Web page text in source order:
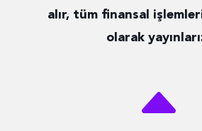
alır, tüm finansal
olarak
B